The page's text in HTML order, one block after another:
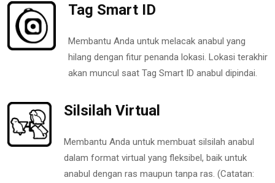
Tag Smart ID
Membantu Anda untuk melacak anabul yang
hilang dengan fitur penanda lokasi. Lokasi terakhir
akan muncul saat Tag Smart ID anabul dipindai.
Silsilah Virtual
Membantu Anda untuk membuat silsilah anabul
dalam format virtual yang fleksibel, baik untuk
anabul dengan ras maupun tanpa ras. (Catatan: